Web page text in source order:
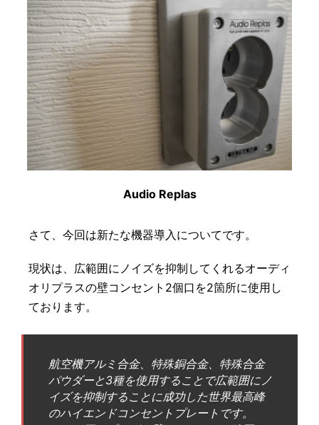
Audio Replas
さて、今回は新たな機器導入についてです。
現状は、広範囲にノイズを抑制してくれるオーディ
オリプラスの壁コンセント2個口を2箇所に使用し
ております。
航空機アルミ合金、特殊銅合金、特殊合金
パウダーと3種を使用することで広範囲にノ
イズを抑制することに成功した世界最高峰
のハイエンドコンセントプレートです。